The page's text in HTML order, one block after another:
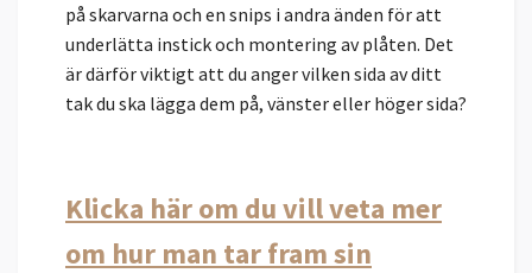
på skarvarna och en snips i andra änden för att
underlätta instick och montering av plåten. Det
är därför viktigt att du anger vilken sida av ditt
tak du ska lägga dem på, vänster eller höger sida?
Klicka här om du vill veta mer
om hur man tar fram sin